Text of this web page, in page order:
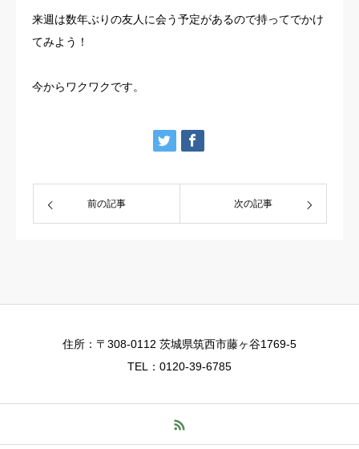
来週は数年ぶりの友人に会う予定があるので持ってでかけ
てみよう！
今からワクワクです。
前の記事 次の記事
住所：〒308-0112 茨城県筑西市藤ヶ谷1769-5
TEL：0120-39-6785